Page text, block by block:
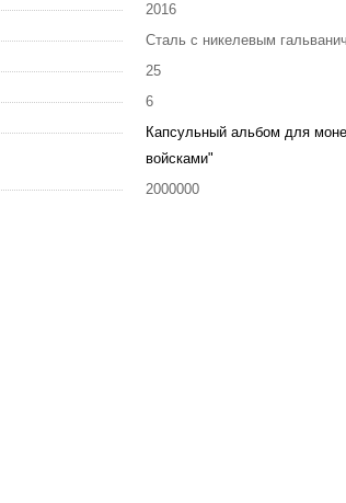
2016
Сталь с никелевым
25
6
Капсульный альбом для
войсками"
2000000